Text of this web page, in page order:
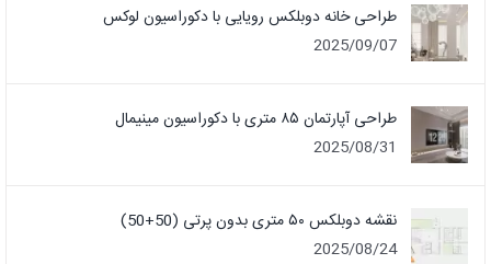
طراحی خانه دوبلکس رویایی با دکوراسیون لوکس
2025/09/07
طراحی آپارتمان ۸۵ متری با دکوراسیون مینیمال
2025/08/31
نقشه دوبلکس ۵۰ متری بدون پرتی (50+50)
2025/08/24